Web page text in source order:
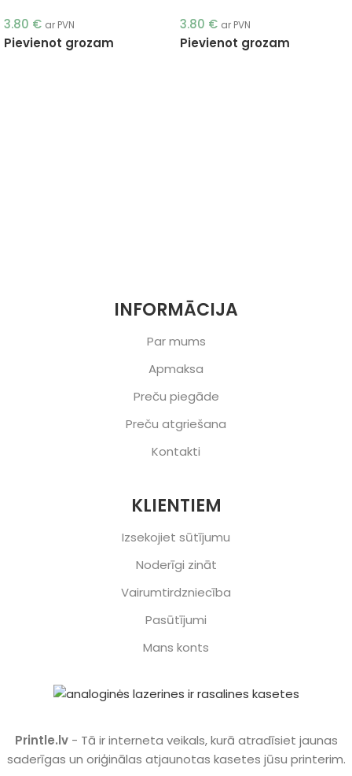
3.80 € ar PVN
Pievienot grozam
3.80 € ar PVN
Pievienot grozam
INFORMĀCIJA
Par mums
Apmaksa
Preču piegāde
Preču atgriešana
Kontakti
KLIENTIEM
Izsekojiet sūtījumu
Noderīgi zināt
Vairumtirdzniecība
Pasūtījumi
Mans konts
Printle.lv - Tā ir interneta veikals, kurā atradīsiet jaunas
saderīgas un oriģinālas atjaunotas kasetes jūsu printerim.